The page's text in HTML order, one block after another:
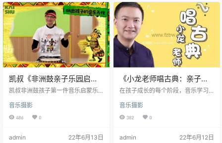
实需要学习，更需要指导。不仅要
睡着，更要睡好。睡眠专家——正
德音乐催眠，教你找回婴儿般沉沉
的睡眠。~ 资源目录…
亿次的惊人播放量，共计42集，让
孩子们以小眼睛可见的方式去接触
到古典音乐，从而能感受到古典音
乐的魅…
凯叔《非洲鼓亲子乐园启蒙
课》mp4视频
凯叔非洲鼓孩子第一件音乐启蒙乐
器，应该学什么？ 第一件乐器，要
贴合孩子的天性，让孩子天然喜
欢，不反感第一件乐器，要简单好
器，要适合孩子音乐启蒙，为孩子
音乐摄影
486 0
admin 22年6月13日
《小龙老师唱古典：亲子音
乐启蒙课》共20集 mp3音频
在孩子成长的每个阶段，音乐学习
的你，是否有这样的困惑： 想开启
宝宝的音乐智能，却不知该如何启
蒙 下了几百首古典金曲，宝宝却始
孩子却只是昏昏欲睡…… 中央音乐学
音乐摄影
382 0
admin 22年6月12日